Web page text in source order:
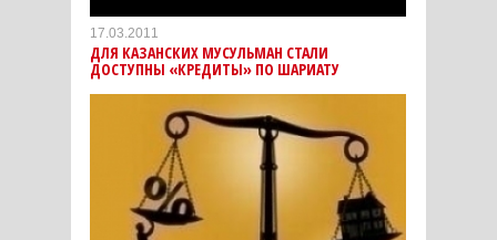
17.03.2011
ДЛЯ КАЗАНСКИХ МУСУЛЬМАН СТАЛИ
ДОСТУПНЫ «КРЕДИТЫ» ПО ШАРИАТУ